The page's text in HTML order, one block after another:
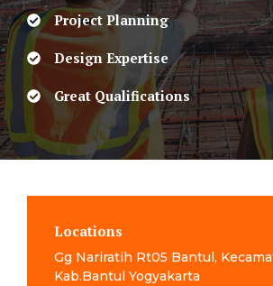
Project Planning
Design Expertise
Great Qualifications
Locations
Gg Nariratih Rt05 Bantul,
Kab.Bantul Yogyakarta